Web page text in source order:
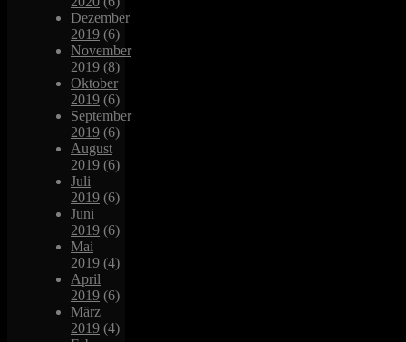
Dezember
2019 (6)
November
2019 (8)
Oktober
2019 (6)
September
2019 (6)
August
2019 (6)
Juli
2019 (6)
Juni
2019 (6)
Mai
2019 (4)
April
2019 (6)
März
2019 (4)